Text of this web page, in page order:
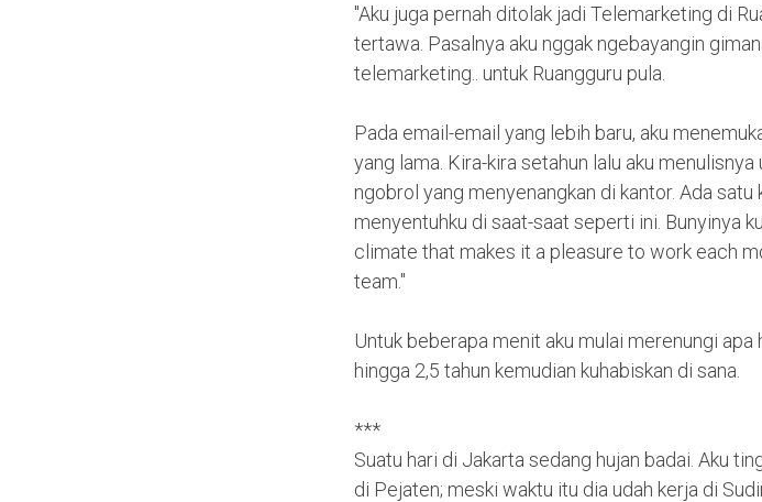
"Aku juga pernah ditolak jadi Telemarketing di
tertawa. Pasalnya aku nggak ngebayangin
telemarketing.. untuk Ruangguru pula.
Pada email-email yang lebih baru, aku
yang lama. Kira-kira setahun lalu aku
ngobrol yang menyenangkan di kantor. Ada
menyentuhku di saat-saat seperti ini. Bunyinya
climate that makes it a pleasure to work each
team."
Untuk beberapa menit aku mulai merenungi
hingga 2,5 tahun kemudian kuhabiskan di sana.
***
Suatu hari di Jakarta sedang hujan badai. Aku
di Pejaten; meski waktu itu dia udah kerja di